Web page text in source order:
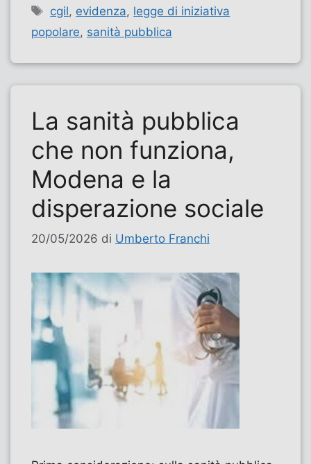
Tag
cgil, evidenza, legge di iniziativa
popolare, sanità pubblica
La sanità pubblica
che non funziona,
Modena e la
disperazione sociale
20/05/2026 di Umberto Franchi